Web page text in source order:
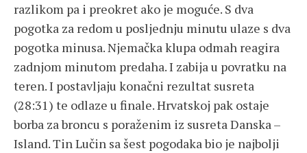
razlikom pa i preokret ako je moguće. S dva
pogotka za redom u posljednju minutu ulaze s dva
pogotka minusa. Njemačka klupa odmah reagira
zadnjom minutom predaha. I zabija u povratku na
teren. I postavljaju konačni rezultat susreta
(28:31) te odlaze u finale. Hrvatskoj pak ostaje
borba za broncu s poraženim iz susreta Danska –
Island. Tin Lučin sa šest pogodaka bio je najbolji